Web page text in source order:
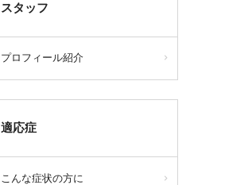
スタッフ
プロフィール紹介
適応症
こんな症状の方に